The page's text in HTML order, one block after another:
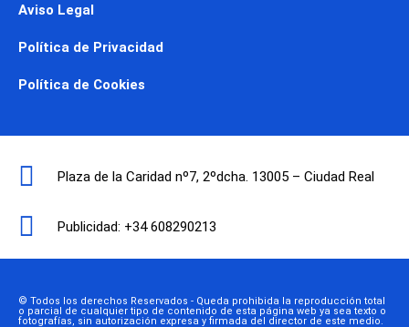
Aviso Legal
Política de Privacidad
Política de Cookies
Plaza de la Caridad nº7, 2ºdcha. 13005 – Ciudad Real
Publicidad: +34 608290213
© Todos los derechos Reservados - Queda prohibida la reproducción total
o parcial de cualquier tipo de contenido de esta página web ya sea texto o
fotografías, sin autorización expresa y firmada del director de este medio.